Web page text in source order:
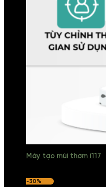
Máy tạo mùi thơm i117
-30%